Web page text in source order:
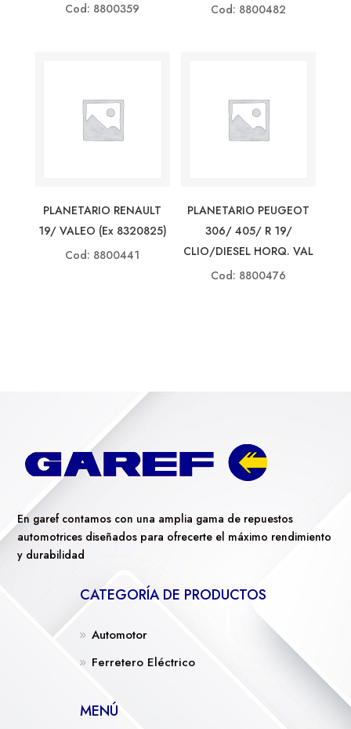
Cod: 8800359
Cod: 8800482
PLANETARIO RENAULT
19/ VALEO (ex 8320825)
Cod: 8800441
PLANETARIO PEUGEOT
306/ 405/ R 19/
CLIO/DIESEL HORQ. VAL
Cod: 8800476
En garef contamos con una amplia gama de repuestos
automotrices diseñados para ofrecerte el máximo rendimiento
y durabilidad
CATEGORÍA DE PRODUCTOS
Automotor
Ferretero Eléctrico
MENÚ